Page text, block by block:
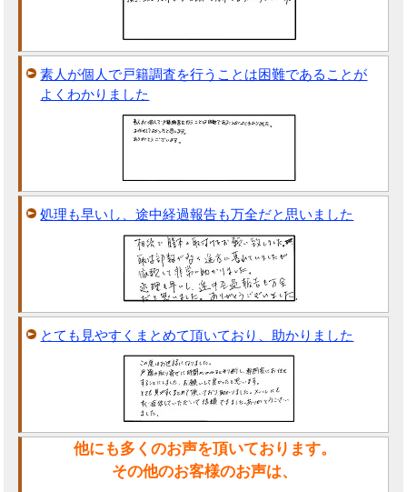
素人が個人で戸籍調査を行うことは困難であることが
よくわかりました
処理も早いし、途中経過報告も万全だと思いました
とても見やすくまとめて頂いており、助かりました
他にも多くのお声を頂いております。
その他のお客様のお声は、